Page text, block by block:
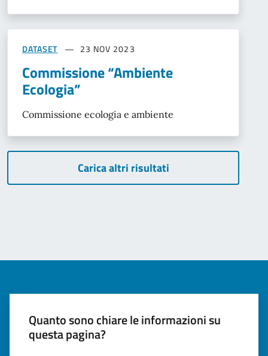
DATASET 23 NOV 2023
Commissione “Ambiente
Ecologia”
Commissione ecologia e ambiente
Carica altri risultati
Quanto sono chiare le informazioni su
questa pagina?